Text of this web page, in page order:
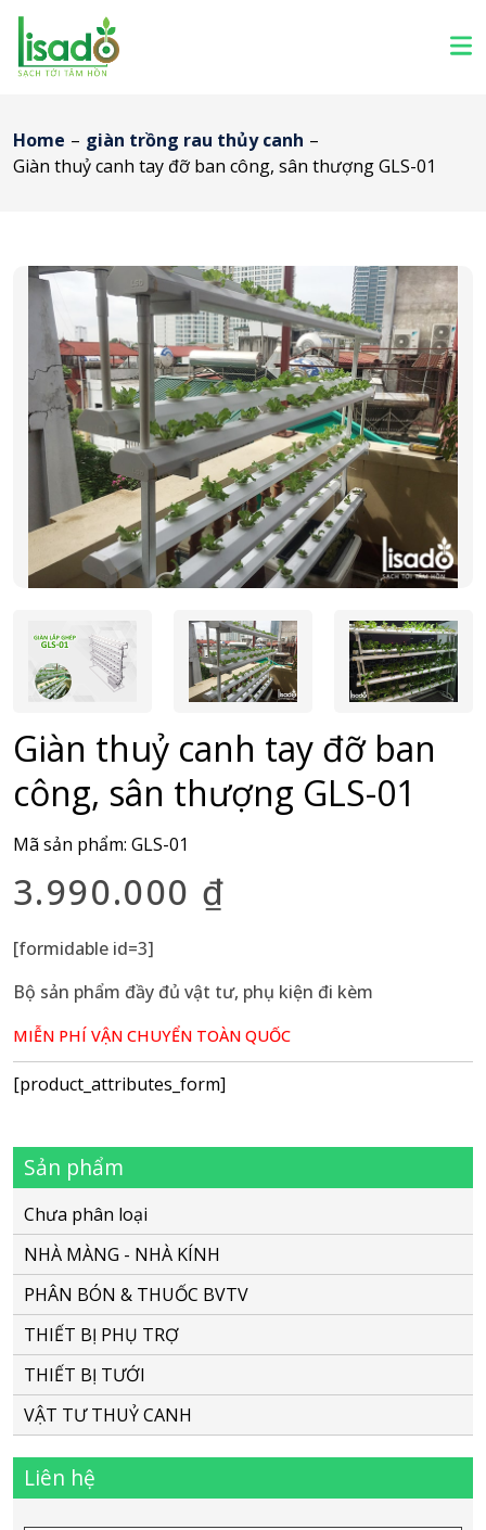
Home – giàn trồng rau thủy canh –
Giàn thuỷ canh tay đỡ ban công, sân thượng GLS-01
Giàn thuỷ canh tay đỡ ban
công, sân thượng GLS-01
Mã sản phẩm: GLS-01
3.990.000 ₫
[formidable id=3]
Bộ sản phẩm đầy đủ vật tư, phụ kiện đi kèm
MIỄN PHÍ VẬN CHUYỂN TOÀN QUỐC
[product_attributes_form]
Sản phẩm
Chưa phân loại
NHÀ MÀNG - NHÀ KÍNH
PHÂN BÓN & THUỐC BVTV
THIẾT BỊ PHỤ TRỢ
THIẾT BỊ TƯỚI
VẬT TƯ THUỶ CANH
Liên hệ